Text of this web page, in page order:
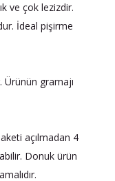
ve çok lezizdir.
İdeal pişirme
Ürünün gramajı
açılmadan 4
Donuk ürün